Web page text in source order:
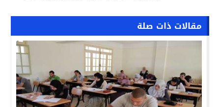
مقالات ذات صلة